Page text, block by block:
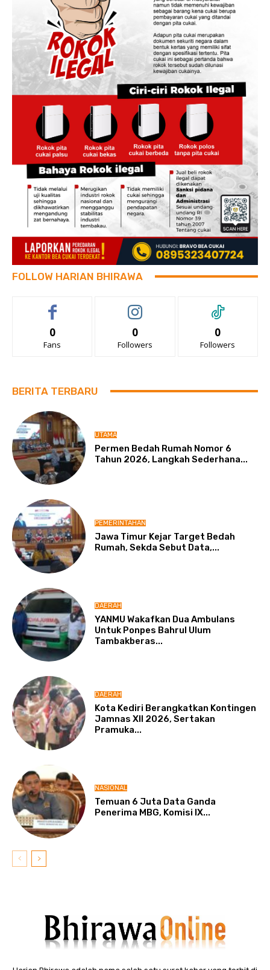
FOLLOW HARIAN BHIRAWA
0
Fans
0
Followers
0
Followers
BERITA TERBARU
UTAMA
Permen Bedah Rumah Nomor 6
Tahun 2026, Langkah Sederhana...
PEMERINTAHAN
Jawa Timur Kejar Target Bedah
Rumah, Sekda Sebut Data,...
DAERAH
YANMU Wakafkan Dua Ambulans
Untuk Ponpes Bahrul Ulum
Tambakberas...
DAERAH
Kota Kediri Berangkatkan Kontingen
Jamnas XII 2026, Sertakan
Pramuka...
NASIONAL
Temuan 6 Juta Data Ganda
Penerima MBG, Komisi IX...